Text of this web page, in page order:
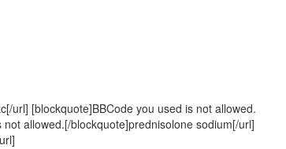
url] [blockquote]BBCode you used is not allowed.
allowed.[/blockquote]prednisolone sodium[/url]